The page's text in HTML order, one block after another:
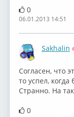
0
06.01.2013 14:51
Sakhalin
Согласен, что
то успел,
Странно. На
0